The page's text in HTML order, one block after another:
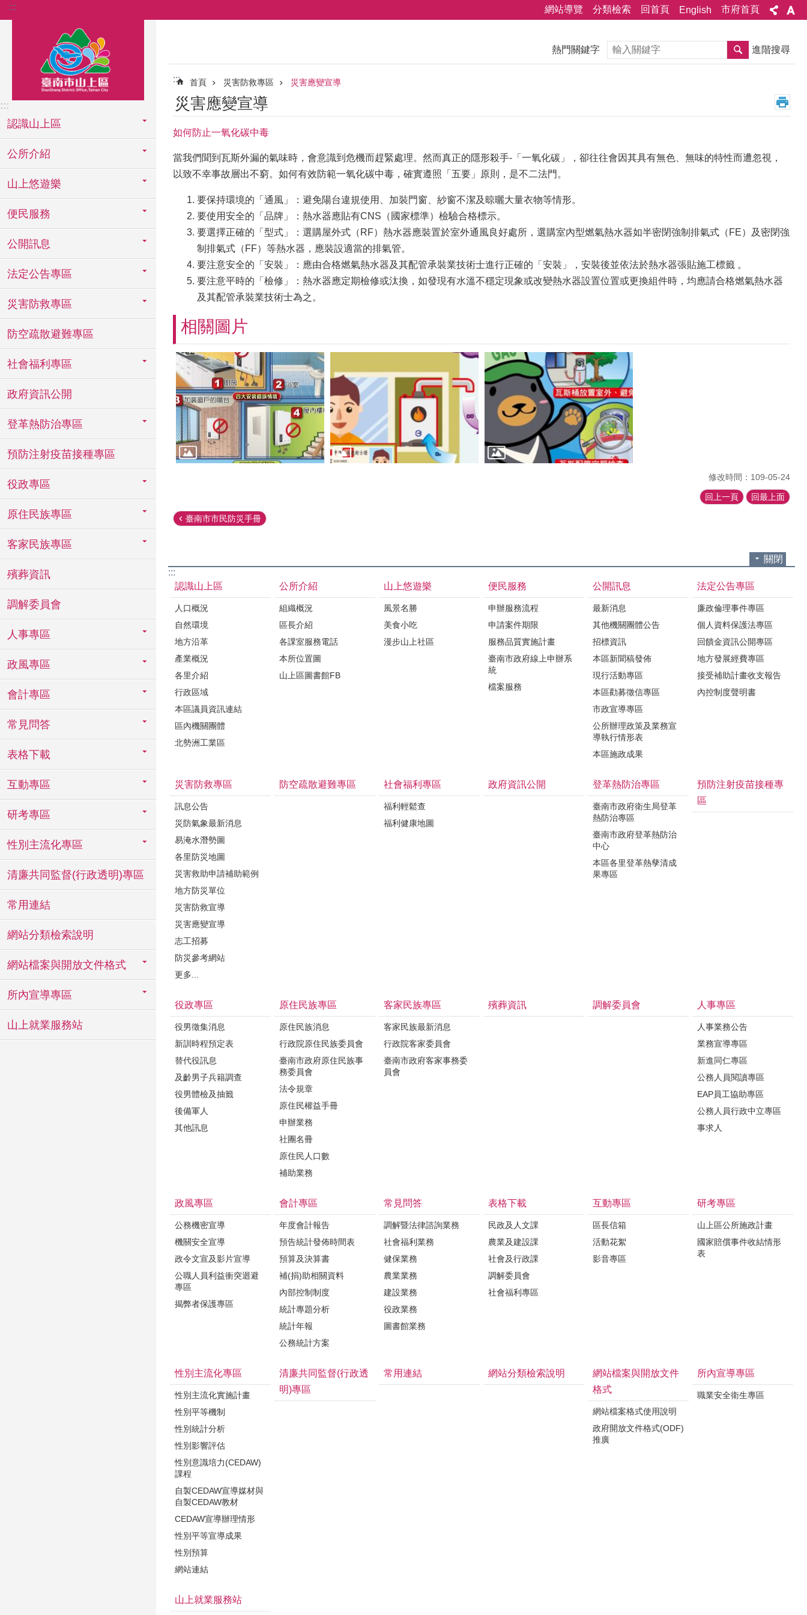
跳到主要內容區塊
::: 網站導覽 分類檢索 回首頁 English 市府首頁
:::
認識山上區
公所介紹
山上悠遊樂
便民服務
公開訊息
法定公告專區
災害防救專區
防空疏散避難專區
社會福利專區
政府資訊公開
登革熱防治專區
預防注射疫苗接種專區
役政專區
原住民族專區
客家民族專區
殯葬資訊
調解委員會
人事專區
政風專區
會計專區
常見問答
表格下載
互動專區
研考專區
性別主流化專區
清廉共同監督(行政透明)專區
常用連結
網站分類檢索說明
網站檔案與開放文件格式
所內宣導專區
山上就業服務站
熱門關鍵字 搜尋 進階搜尋
::: 首頁 災害防救專區 災害應變宣導
災害應變宣導
如何防止一氧化碳中毒
當我們聞到瓦斯外漏的氣味時，會意識到危機而趕緊處理。然而真正的隱形殺手-「一氧化碳」，卻往往會因其具有無色、無味的特性而遭忽視，
以致不幸事故層出不窮。如何有效防範一氧化碳中毒，確實遵照「五要」原則，是不二法門。
要保持環境的「通風」：避免陽台違規使用、加裝門窗、紗窗不潔及晾曬大量衣物等情形。
要使用安全的「品牌」：熱水器應貼有CNS（國家標準）檢驗合格標示。
要選擇正確的「型式」：選購屋外式（RF）熱水器應裝置於室外通風良好處所，選購室內型燃氣熱水器如半密閉強制排氣式（FE）及密閉強
制排氣式（FF）等熱水器，應裝設適當的排氣管。
要注意安全的「安裝」：應由合格燃氣熱水器及其配管承裝業技術士進行正確的「安裝」，安裝後並依法於熱水器張貼施工標籤 。
要注意平時的「檢修」：熱水器應定期檢修或汰換，如發現有水溫不穩定現象或改變熱水器設置位置或更換組件時，均應請合格燃氣熱水器
及其配管承裝業技術士為之。
相關圖片
修改時間：109-05-24
回上一頁 回最上面
臺南市市民防災手冊
關閉
:::
認識山上區
人口概況
自然環境
地方沿革
產業概況
各里介紹
行政區域
本區議員資訊連結
區內機關團體
北勢洲工業區
公所介紹
組織概況
區長介紹
各課室服務電話
本所位置圖
山上區圖書館FB
山上悠遊樂
風景名勝
美食小吃
漫步山上社區
便民服務
申辦服務流程
申請案件期限
服務品質實施計畫
臺南市政府線上申辦系
統
檔案服務
公開訊息
最新消息
其他機關團體公告
招標資訊
本區新聞稿發佈
現行活動專區
本區勸募徵信專區
市政宣導專區
公所辦理政策及業務宣
導執行情形表
本區施政成果
法定公告專區
廉政倫理事件專區
個人資料保護法專區
回饋金資訊公開專區
地方發展經費專區
接受補助計畫收支報告
內控制度聲明書
災害防救專區
訊息公告
災防氣象最新消息
易淹水潛勢圖
各里防災地圖
災害救助申請補助範例
地方防災單位
災害防救宣導
災害應變宣導
志工招募
防災參考網站
更多...
防空疏散避難專區 社會福利專區
福利輕鬆查
福利健康地圖
政府資訊公開 登革熱防治專區
臺南市政府衛生局登革
熱防治專區
臺南市政府登革熱防治
中心
本區各里登革熱孳清成
果專區
預防注射疫苗接種專
區
役政專區
役男徵集消息
新訓時程預定表
替代役訊息
及齡男子兵籍調查
役男體檢及抽籤
後備軍人
其他訊息
原住民族專區
原住民族消息
行政院原住民族委員會
臺南市政府原住民族事
務委員會
法令規章
原住民權益手冊
申辦業務
社團名冊
原住民人口數
補助業務
客家民族專區
客家民族最新消息
行政院客家委員會
臺南市政府客家事務委
員會
殯葬資訊 調解委員會 人事專區
人事業務公告
業務宣導專區
新進同仁專區
公務人員閱讀專區
EAP員工協助專區
公務人員行政中立專區
事求人
政風專區
公務機密宣導
機關安全宣導
政令文宣及影片宣導
公職人員利益衝突迴避
專區
揭弊者保護專區
會計專區
年度會計報告
預告統計發佈時間表
預算及決算書
補(捐)助相關資料
內部控制制度
統計專題分析
統計年報
公務統計方案
常見問答
調解暨法律諮詢業務
社會福利業務
健保業務
農業業務
建設業務
役政業務
圖書館業務
表格下載
民政及人文課
農業及建設課
社會及行政課
調解委員會
社會福利專區
互動專區
區長信箱
活動花絮
影音專區
研考專區
山上區公所施政計畫
國家賠償事件收結情形
表
性別主流化專區
性別主流化實施計畫
性別平等機制
性別統計分析
性別影響評估
性別意識培力(CEDAW)
課程
自製CEDAW宣導媒材與
自製CEDAW教材
CEDAW宣導辦理情形
性別平等宣導成果
性別預算
網站連結
清廉共同監督(行政透
明)專區
常用連結 網站分類檢索說明
網站檔案與開放文件
格式
網站檔案格式使用說明
政府開放文件格式(ODF)
推廣
所內宣導專區
職業安全衛生專區
山上就業服務站